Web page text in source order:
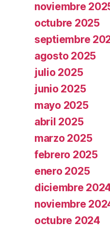
noviembre
octubre 2025
septiembre
agosto 2025
julio 2025
junio 2025
mayo 2025
abril 2025
marzo 2025
febrero 2025
enero 2025
diciembre
noviembre
octubre 2024